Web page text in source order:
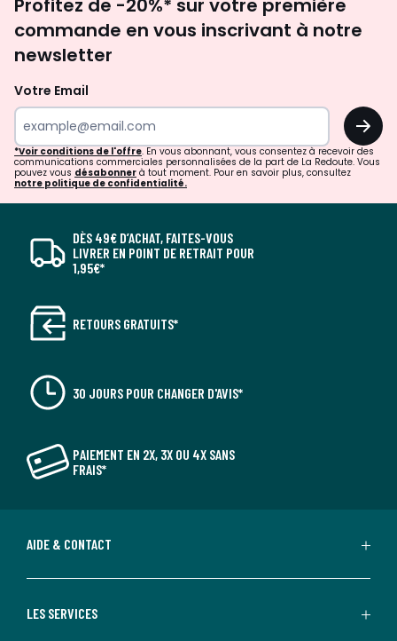
newsletter
Profitez de -20%* sur votre première
commande en vous inscrivant à notre
newsletter
Votre Email
OK
*Voir conditions de l'offre. En vous abonnant, vous consentez à recevoir des
communications commerciales personnalisées de la part de La Redoute. Vous
pouvez vous désabonner à tout moment. Pour en savoir plus, consultez
notre politique de confidentialité.
DÈS 49€ D’ACHAT, FAITES-VOUS
LIVRER EN POINT DE RETRAIT POUR
1,95€*
RETOURS GRATUITS*
30 JOURS POUR CHANGER D'AVIS*
PAIEMENT EN 2X, 3X OU 4X SANS
FRAIS*
AIDE & CONTACT
LES SERVICES